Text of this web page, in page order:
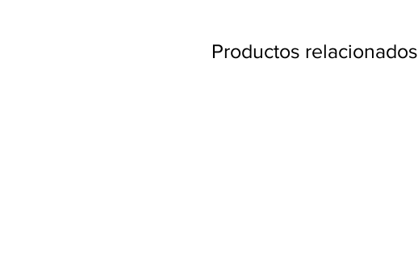
Productos relacionados